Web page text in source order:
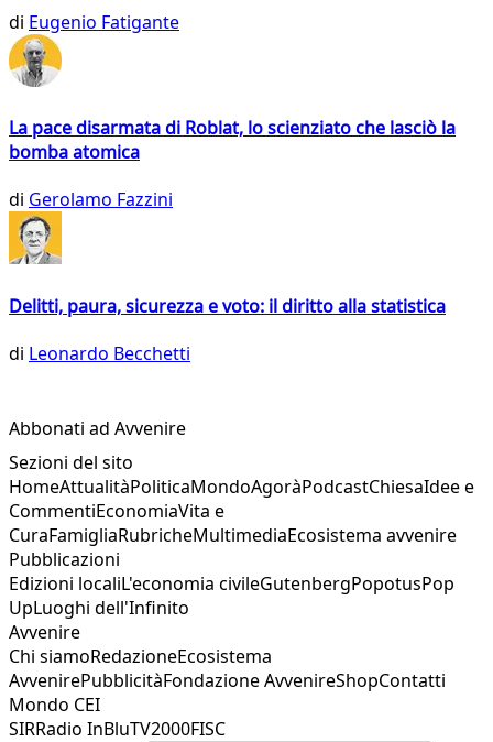
di Eugenio Fatigante
La pace disarmata di Roblat, lo scienziato che lasciò la
bomba atomica
di Gerolamo Fazzini
Delitti, paura, sicurezza e voto: il diritto alla statistica
di Leonardo Becchetti
Abbonati ad Avvenire
Sezioni del sito
HomeAttualitàPoliticaMondoAgoràPodcastChiesaIdee e
CommentiEconomiaVita e
CuraFamigliaRubricheMultimediaEcosistema avvenire
Pubblicazioni
Edizioni localiL'economia civileGutenbergPopotusPop
UpLuoghi dell'Infinito
Avvenire
Chi siamoRedazioneEcosistema
AvvenirePubblicitàFondazione AvvenireShopContatti
Mondo CEI
SIRRadio InBluTV2000FISC